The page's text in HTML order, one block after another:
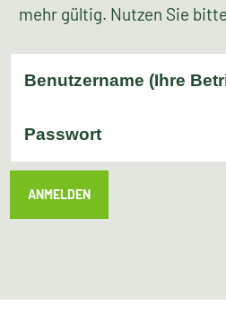
mehr gültig. Nutzen Sie
ANMELDEN